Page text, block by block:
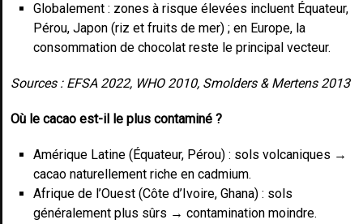
Globalement : zones à risque élevées incluent Équateur,
Pérou, Japon (riz et fruits de mer) ; en Europe, la
consommation de chocolat reste le principal vecteur.
Sources : EFSA 2022, WHO 2010, Smolders & Mertens 2013
Où le cacao est-il le plus contaminé ?
Amérique Latine (Équateur, Pérou) : sols volcaniques →
cacao naturellement riche en cadmium.
Afrique de l’Ouest (Côte d’Ivoire, Ghana) : sols
généralement plus sûrs → contamination moindre.